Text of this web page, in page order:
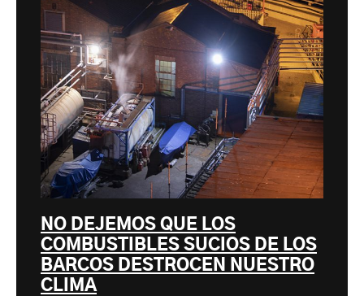
NO DEJEMOS QUE LOS
COMBUSTIBLES SUCIOS DE LOS
BARCOS DESTROCEN NUESTRO
CLIMA